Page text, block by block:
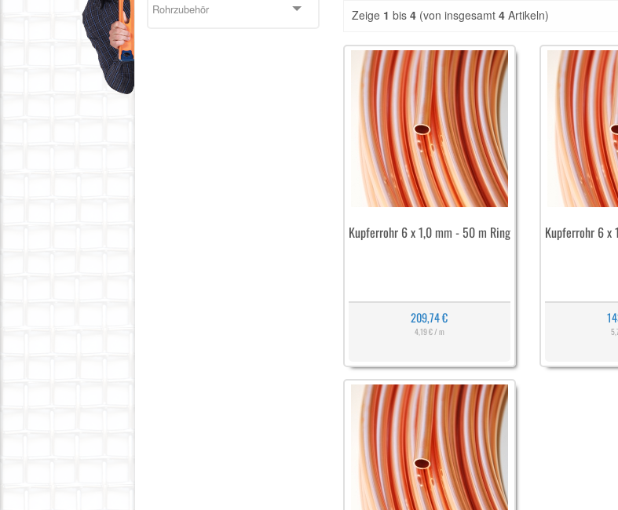
Rohrzubehör
Zeige 1 bis 4 (von insgesamt 4 Artikeln)
Kupferrohr 6 x 1,0 mm - 50 m Ring
209,74 €
4,19 € / m
Kupferrohr 6 x